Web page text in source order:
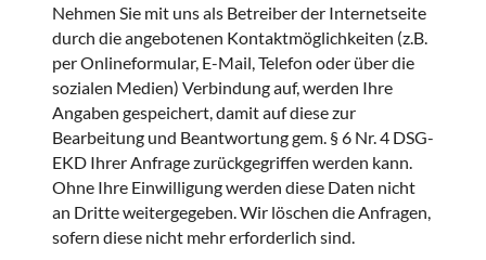
Nehmen Sie mit uns als Betreiber der Internetseite
durch die angebotenen Kontaktmöglichkeiten (z.B.
per Onlineformular, E-Mail, Telefon oder über die
sozialen Medien) Verbindung auf, werden Ihre
Angaben gespeichert, damit auf diese zur
Bearbeitung und Beantwortung gem. § 6 Nr. 4 DSG-
EKD Ihrer Anfrage zurückgegriffen werden kann.
Ohne Ihre Einwilligung werden diese Daten nicht
an Dritte weitergegeben. Wir löschen die Anfragen,
sofern diese nicht mehr erforderlich sind.